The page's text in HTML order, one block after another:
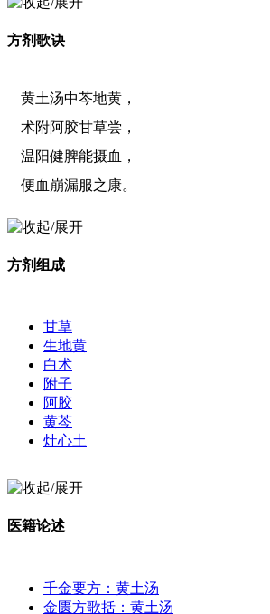
方剂歌诀
黄土汤中芩地黄，
术附阿胶甘草尝，
温阳健脾能摄血，
便血崩漏服之康。
方剂组成
甘草
生地黄
白术
附子
阿胶
黄芩
灶心土
医籍论述
千金要方：黄土汤
金匮方歌括：黄土汤